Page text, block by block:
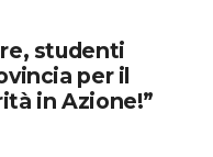
studenti
per il
in Azione!”